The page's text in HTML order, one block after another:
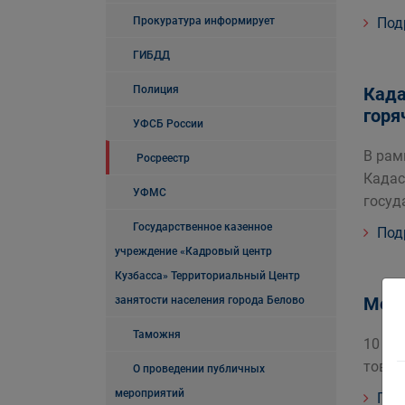
Прокуратура информирует
ГИБДД
Полиция
УФСБ России
Росреестр
УФМС
Государственное казенное
учреждение «Кадровый центр
Кузбасса» Территориальный Центр
занятости населения города Белово
Таможня
О проведении публичных
мероприятий
В
10 12